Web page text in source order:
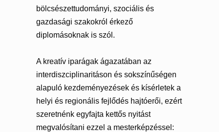
bölcsészettudományi, szociális és
gazdasági szakokról érkező
diplomásoknak is szól.
A kreatív iparágak ágazatában az
interdiszciplinaritáson és sokszínűségen
alapuló kezdeményezések és kísérletek a
helyi és regionális fejlődés hajtóerői, ezért
szeretnénk egyfajta kettős nyitást
megvalósítani ezzel a mesterképzéssel: